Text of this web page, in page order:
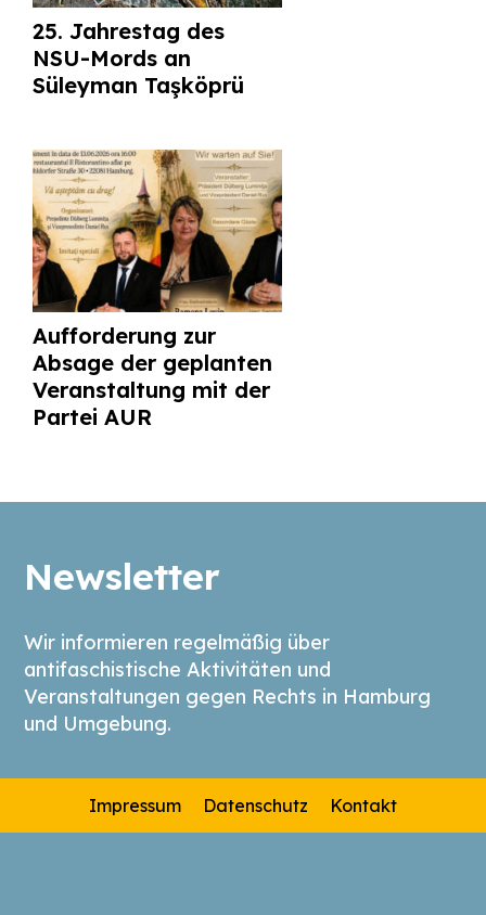
25. Jahrestag des
NSU-Mords an
Süleyman Taşköprü
Aufforderung zur
Absage der geplanten
Veranstaltung mit der
Partei AUR
Newsletter
Wir informieren regelmäßig über
antifaschistische Aktivitäten und
Veranstaltungen gegen Rechts in Hamburg
und Umgebung.
Impressum Datenschutz Kontakt